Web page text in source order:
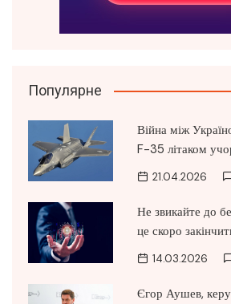
Популярне
Війна між
F-35 літаком
21.04.2026
Не звикайте до
це скоро
14.03.2026
Єгор Аушев,